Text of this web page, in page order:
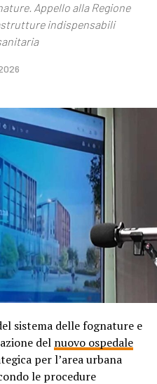
Appello alla Regione
indispensabili
sistema delle fognature e
del nuovo ospedale
per l’area urbana
le procedure